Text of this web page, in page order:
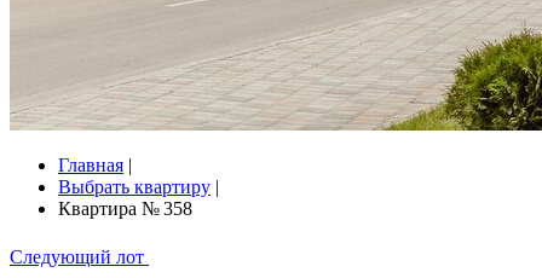
Главная |
Выбрать квартиру |
Квартира № 358
Следующий лот